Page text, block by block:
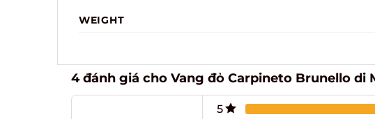
WEIGHT
4 đánh giá choVang đỏ Carpineto Brunello di
5